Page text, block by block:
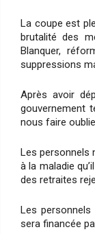
La coupe est
brutalité des
Blanquer,
suppressions
Après avoir
gouvernement
nous faire
Les personnels
à la maladie
des retraites
Les
sera financée